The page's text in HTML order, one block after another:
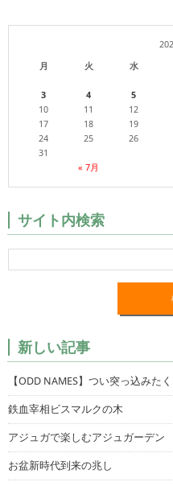
月
火 水
« 7月
3
4 5
10
11 12
17
18 19
24
25 26
31
サイト内検索
新しい記事
【ODD NAMES】つい突っ込みた
鉄血宰相ビスマルクの木
アジュガで楽しむアジュガーデン
お盆新時代到来の兆し